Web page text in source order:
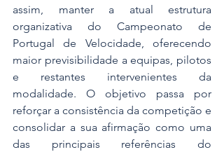
assim, manter a atual estrutura
organizativa do Campeonato de
Portugal de Velocidade, oferecendo
maior previsibilidade a equipas, pilotos
e restantes intervenientes da
modalidade. O objetivo passa por
reforçar a consistência da competição e
consolidar a sua afirmação como uma
das principais referências do